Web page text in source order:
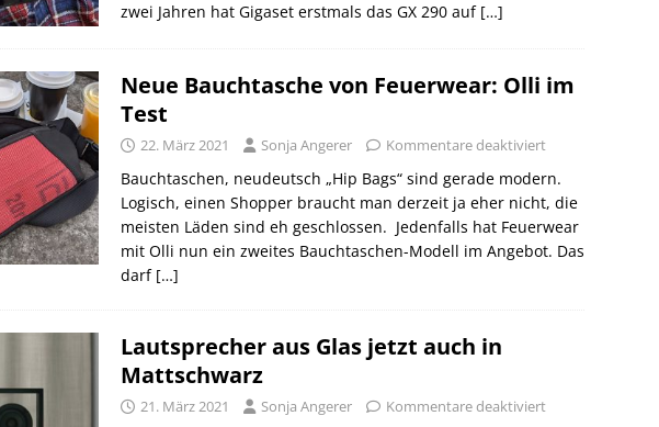
zwei Jahren hat Gigaset erstmals das GX 290 auf […]
Neue Bauchtasche von Feuerwear: Olli im
Test
22. März 2021 Sonja Angerer Kommentare deaktiviert
Bauchtaschen, neudeutsch „Hip Bags“ sind gerade modern.
Logisch, einen Shopper braucht man derzeit ja eher nicht, die
meisten Läden sind eh geschlossen. Jedenfalls hat Feuerwear
mit Olli nun ein zweites Bauchtaschen-Modell im Angebot. Das
darf […]
Lautsprecher aus Glas jetzt auch in
Mattschwarz
21. März 2021 Sonja Angerer Kommentare deaktiviert